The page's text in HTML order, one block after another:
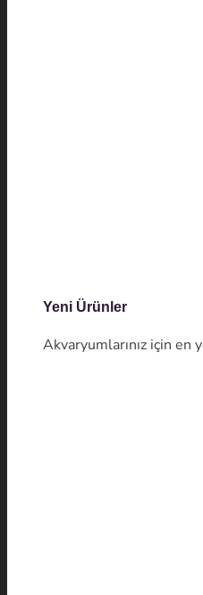
Yeni Ürünler
Akvaryumlarınız için